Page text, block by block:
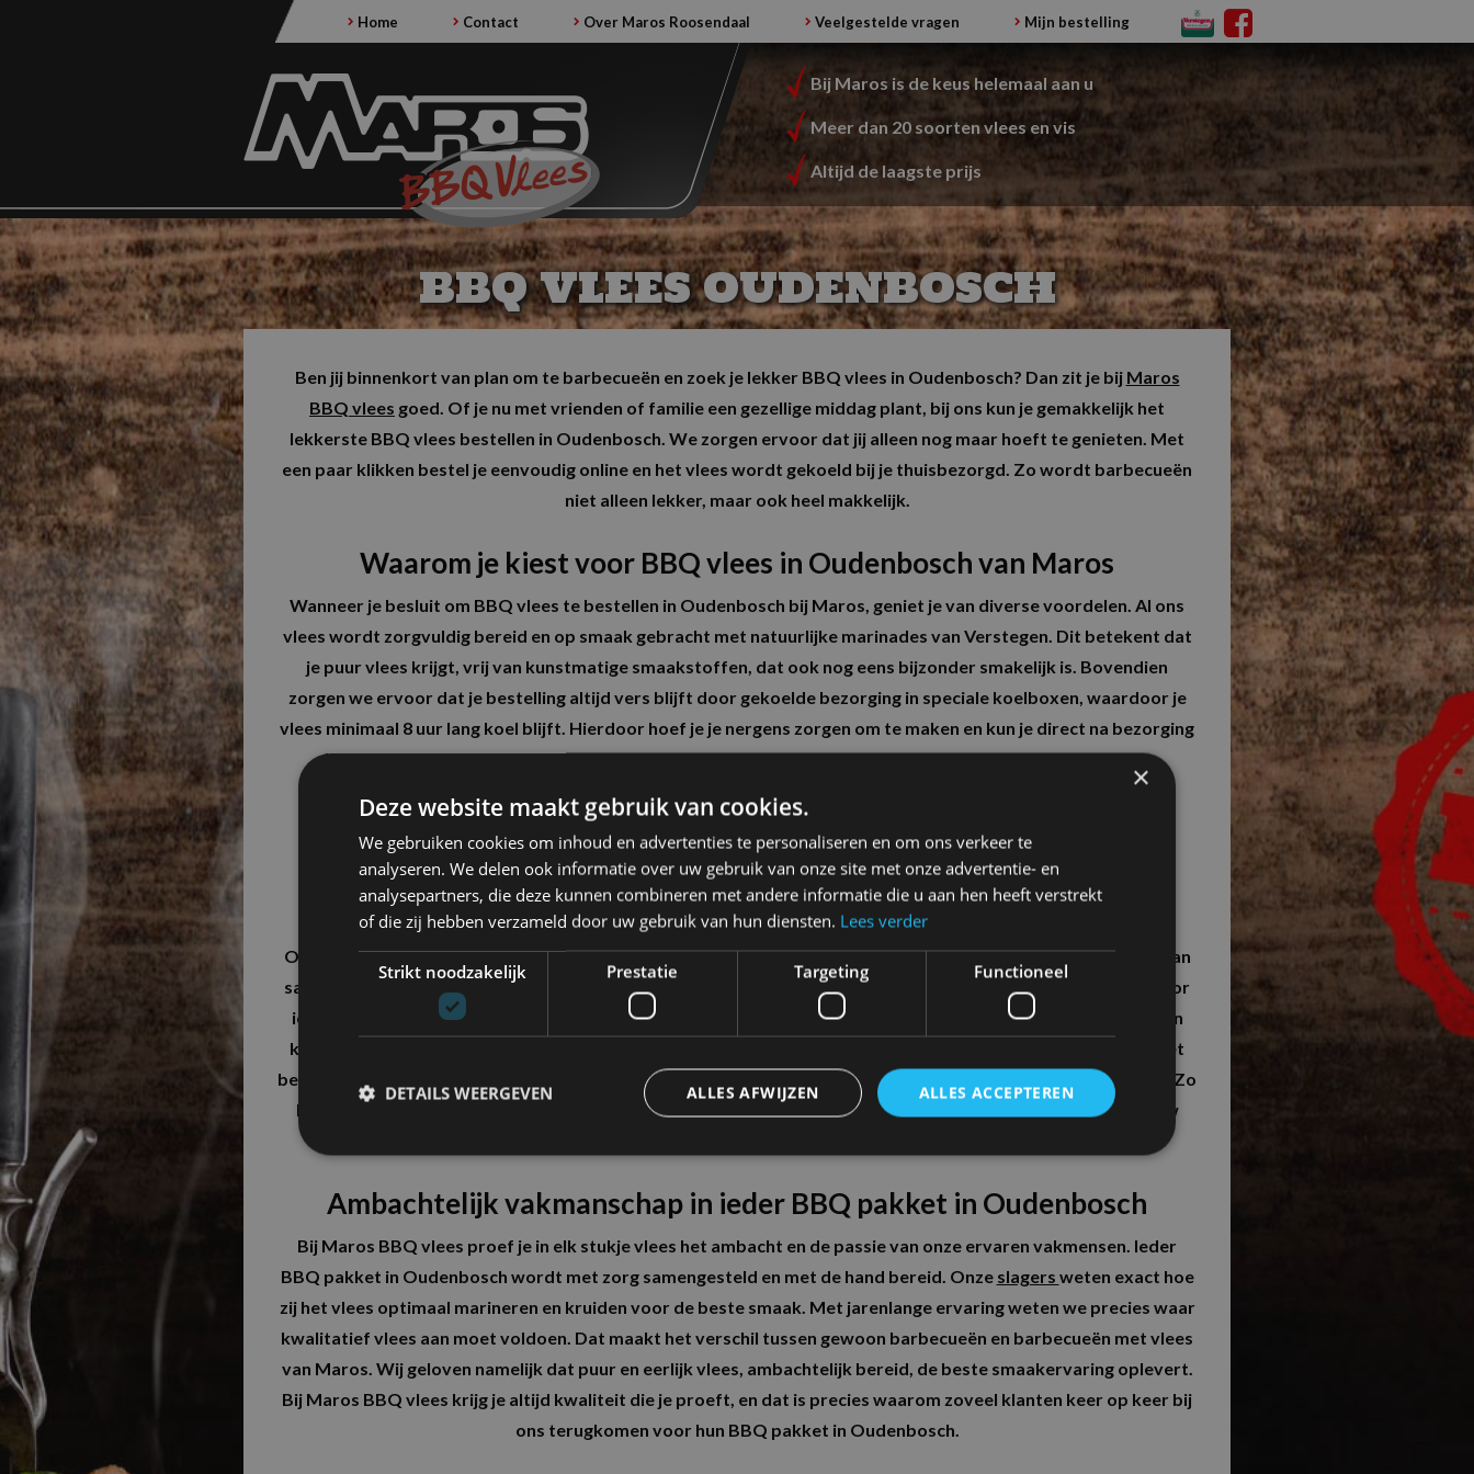
Home Contact Over Maros Roosendaal Veelgestelde vragen Mijn bestelling
Bij Maros is de keus helemaal aan u
Meer dan 20 soorten vlees en vis
Altijd de laagste prijs
BBQ VLEES OUDENBOSCH
Ben jij binnenkort van plan om te barbecueën en zoek je lekker BBQ vlees in Oudenbosch? Dan zit je bij Maros
BBQ vlees goed. Of je nu met vrienden of familie een gezellige middag plant, bij ons kun je gemakkelijk het
lekkerste BBQ vlees bestellen in Oudenbosch. We zorgen ervoor dat jij alleen nog maar hoeft te genieten. Met
een paar klikken bestel je eenvoudig online en het vlees wordt gekoeld bij je thuisbezorgd. Zo wordt barbecueën
niet alleen lekker, maar ook heel makkelijk.
Waarom je kiest voor BBQ vlees in Oudenbosch van Maros
Wanneer je besluit om BBQ vlees te bestellen in Oudenbosch bij Maros, geniet je van diverse voordelen. Al ons
vlees wordt zorgvuldig bereid en op smaak gebracht met natuurlijke marinades van Verstegen. Dit betekent dat
je puur vlees krijgt, vrij van kunstmatige smaakstoffen, dat ook nog eens bijzonder smakelijk is. Bovendien
zorgen we ervoor dat je bestelling altijd vers blijft door gekoelde bezorging in speciale koelboxen, waardoor je
vlees minimaal 8 uur lang koel blijft. Hierdoor hoef je je nergens zorgen om te maken en kun je direct na bezorging
beginnen met grillen. Ook bieden wij altijd aantrekkelijke prijzen, zodat je voordelig geniet van heerlijk
barbecuevlees van hoge kwaliteit. Dat maakt Maros dé plek voor lekker en betrouwbaar BBQ vlees in
Oudenbosch.
Breed aanbod voor het bestellen van BBQ vlees in Oudenbosch
Bij Maros BBQ vlees vind je een uitgebreid assortiment waarmee je gemakkelijk jouw ideale BBQ pakket in
Oudenbosch samenstelt. We hebben meer dan 20 soorten vlees en vis waaruit je kunt kiezen. Of je nu houdt van
sappige hamburgers, mals kippenvlees, gemarineerde spareribs of juist een visliefhebber bent, wij hebben voor
ieder wat wils. Speciaal voor kinderen hebben we aparte opties zoals frikandellen, kipnuggets, hamburgers en
knakworsten. Wil je het jezelf nóg makkelijker maken, kies dan voor ons
pakket. Dit pakket
bevat naast heerlijk vlees ook drie verschillende salades, diverse sauzen en vers stokbrood met kruidenboter. Zo
hoef je enkel uit te pakken en kun je direct aan tafel. Bij Maros krijg je altijd precies wat jij wilt en maak je jouw
Ambachtelijk vakmanschap in ieder BBQ pakket in Oudenbosch
Bij Maros BBQ vlees proef je in elk stukje vlees het ambacht en de passie van onze ervaren vakmensen. Ieder
BBQ pakket in Oudenbosch wordt met zorg samengesteld en met de hand bereid. Onze slagers weten exact hoe
zij het vlees optimaal marineren en kruiden voor de beste smaak. Met jarenlange ervaring weten we precies waar
kwalitatief vlees aan moet voldoen. Dat maakt het verschil tussen gewoon barbecueën en barbecueën met vlees
van Maros. Wij geloven namelijk dat puur en eerlijk vlees, ambachtelijk bereid, de beste smaakervaring oplevert.
Bij Maros BBQ vlees krijg je altijd kwaliteit die je proeft, en dat is precies waarom zoveel klanten keer op keer bij
ons terugkomen voor hun BBQ pakket in Oudenbosch.
×
Deze website maakt gebruik van cookies.
We gebruiken cookies om inhoud en advertenties te personaliseren en om ons verkeer te
analyseren. We delen ook informatie over uw gebruik van onze site met onze advertentie- en
analysepartners, die deze kunnen combineren met andere informatie die u aan hen heeft verstrekt
of die zij hebben verzameld door uw gebruik van hun diensten. Lees verder
Strikt noodzakelijk Prestatie Targeting Functioneel
ALLES ACCEPTEREN
ALLES AFWIJZEN
DETAILS WEERGEVEN